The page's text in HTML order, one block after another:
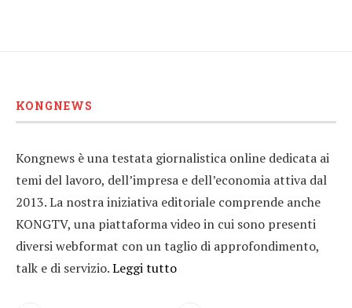
KONGNEWS
Kongnews è una testata giornalistica online dedicata ai
temi del lavoro, dell’impresa e dell’economia attiva dal
2013. La nostra iniziativa editoriale comprende anche
KONGTV, una piattaforma video in cui sono presenti
diversi webformat con un taglio di approfondimento,
talk e di servizio.Leggi tutto